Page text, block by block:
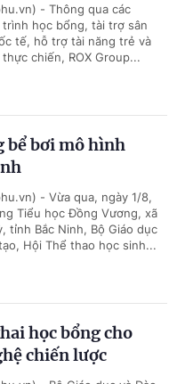
- Thông qua các
học bổng, tài trợ sân
tế, hỗ trợ tài năng trẻ và
chiến, ROX Group...
bể bơi mô hình
- Vừa qua, ngày 1/8,
Tiểu học Đồng Vương, xã
tỉnh Bắc Ninh, Bộ Giáo dục
Hội Thể thao học sinh...
học bổng cho
chiến lược